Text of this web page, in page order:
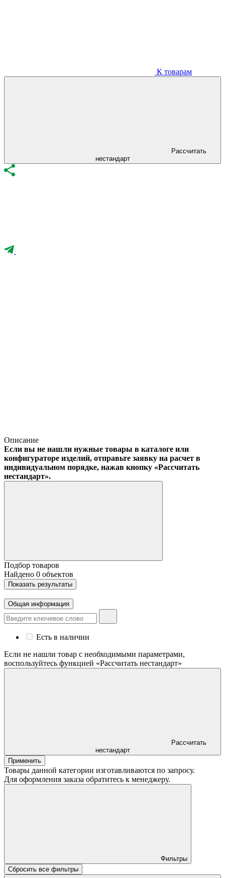
К товарам
Рассчитать
нестандарт
Описание
Если вы не нашли нужные товары в каталоге или
конфигураторе изделий, отправьте заявку на расчет в
индивидуальном порядке, нажав кнопку «Рассчитать
нестандарт».
Подбор товаров
Найдено 0 объектов
Показать результаты
Общая информация
Есть в наличии
Если не нашли товар с необходимыми параметрами,
воспользуйтесь функцией «Рассчитать нестандарт»
Рассчитать
нестандарт
Применить
Товары данной категории изготавливаются по запросу.
Для оформления заказа обратитесь к менеджеру.
Фильтры
Сбросить все фильтры